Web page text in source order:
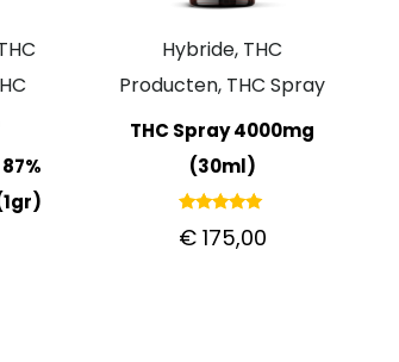
Hybride, THC
Producten, THC Spray
THC Spray 4000mg
(30ml)
5.00
€175,00